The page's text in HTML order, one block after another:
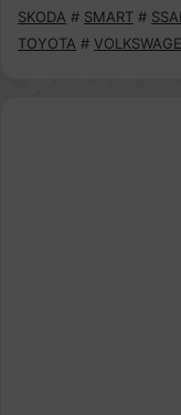
SKODA # SMART #
TOYOTA #